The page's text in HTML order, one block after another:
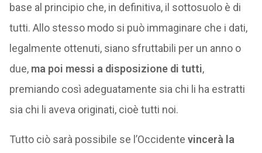
base al principio che, in definitiva, il sottosuolo è di
tutti. Allo stesso modo si può immaginare che i dati,
legalmente ottenuti, siano sfruttabili per un anno o
due, ma poi messi a disposizione di tutti,
premiando così adeguatamente sia chi li ha estratti
sia chi li aveva originati, cioè tutti noi.
Tutto ciò sarà possibile se l’Occidente vincerà la